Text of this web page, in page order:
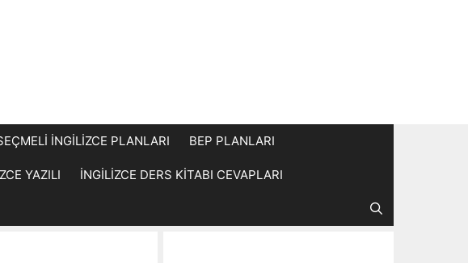
İNGİLİZCE PLANLARI BEP PLANLARI
YAZILI İNGİLİZCE DERS KİTABI CEVAPLARI